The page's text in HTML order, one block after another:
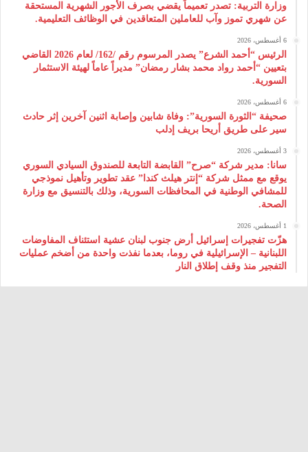
وزارة التربية: تصدر تعميماً يقضي بصرف الأجور الشهرية المستحقة
عن شهري تموز وآب للعاملين المتعاقدين في الوظائف التعليمية.
6 أغسطس، 2026
الرئيس “أحمد الشرع” يصدر المرسوم رقم /162/ لعام 2026 ‌القاضي
بتعيين “أحمد رواد محمد بشار رمضان” مديراً عاماً لهيئة ‌الاستثمار
السورية.
6 أغسطس، 2026
صحيفة “الثورة السورية”: وفاة شابين وإصابة اثنين آخرين إثر حادث
سير على طريق أريحا بريف إدلب
3 أغسطس، 2026
سانا: مدير شركة “صرح” القابضة التابعة للصندوق السيادي السوري
يوقع مع ممثل شركة “إنتر هيلث كندا” عقد تطوير وتأهيل نموذجي
للمشافي الوطنية في المحافظات السورية، وذلك بالتنسيق مع وزارة
الصحة.
1 أغسطس، 2026
هزّت تفجيرات إسرائيل أرض جنوب لبنان عشية استئناف المفاوضات
اللبنانية – الإسرائيلية في روما، بعدما نفذت واحدة من أضخم عمليات
التفجير منذ وقف إطلاق النار